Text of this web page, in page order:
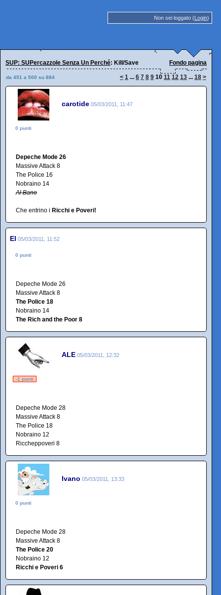
Non sei loggato (Login)
SUP: SUPercazzole Senza Un Perché: Kill/Save Fondo pagina
da 451 a 500 su 884 < 1 ... 6 7 8 9 10 11 12 13 ... 18 >
carotide 05/03/2011, 11:47
0 punti
Depeche Mode 26
Massive Attack 8
The Police 16
Nobraino 14
Al Bano
Che entrino i Ricchi e Poveri!
El 05/03/2011, 11:52
0 punti
Depeche Mode 26
Massive Attack 8
The Police 18
Nobraino 14
The Rich and the Poor 8
ALE 05/03/2011, 12:32
-1 punti
Depeche Mode 28
Massive Attack 8
The Police 18
Nobraino 12
Riccheppoveri 8
Ivano 05/03/2011, 13:33
0 punti
Depeche Mode 28
Massive Attack 8
The Police 20
Nobraino 12
Ricchi e Poveri 6